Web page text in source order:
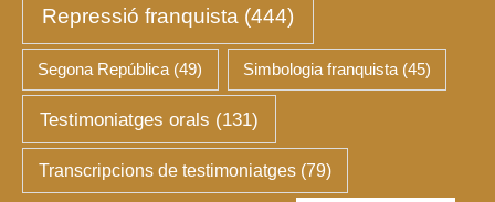
Repressió franquista (444)
Segona República (49) Simbologia franquista (45)
Testimoniatges orals (131)
Transcripcions de testimoniatges (79)